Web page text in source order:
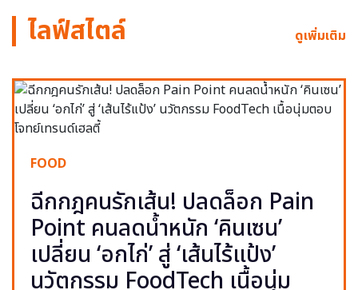
ไลฟ์สไตล์ ดูเพิ่มเติม
FOOD
ฉีกกฎคนรักเส้น! ปลดล็อก Pain
Point คนลดน้ำหนัก ‘คินเซน’
เปลี่ยน ‘อกไก่’ สู่ ‘เส้นไร้แป้ง’
นวัตกรรม FoodTech เนื้อนุ่ม